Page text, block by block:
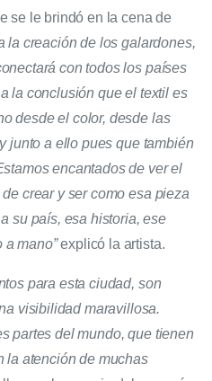
se le brindó en la cena de
la creación de los galardones,
con todos los países
la conclusión que el textil es
desde el color, desde las
junto a ello pues que también
encantados de ver el
crear y ser como esa pieza
su país, esa historia, ese
a mano”explicó la artista.
para esta ciudad, son
visibilidad maravillosa.
partes del mundo, que tienen
la atención de muchas